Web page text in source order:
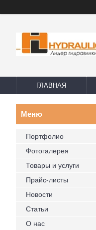
ГЛАВНАЯ
Портфолио
Фотогалерея
Товары и услуги
Прайс-листы
Новости
Статьи
О нас